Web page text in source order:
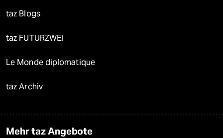
taz Blogs
taz FUTURZWEI
Le Monde diplomatique
taz Archiv
Mehr taz Angebote